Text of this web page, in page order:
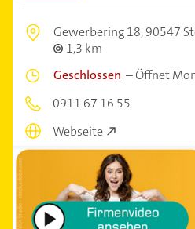
Gewerbering 18,90547
1,3 km
Geschlossen –Öffnet
0911 67 16 55
Webseite